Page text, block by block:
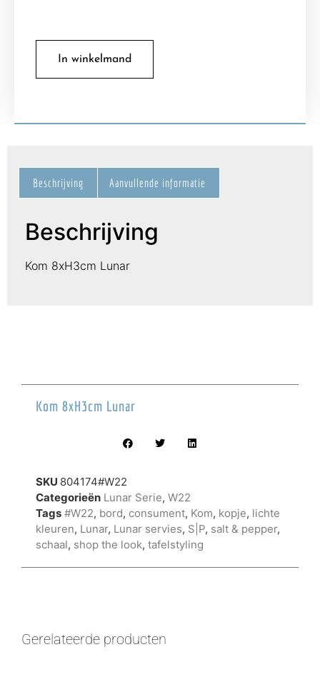
In winkelmand
Beschrijving Aanvullende informatie
Beschrijving
Kom 8xH3cm Lunar
Kom 8xH3cm Lunar
SKU 804174#W22
Categorieën Lunar Serie, W22
Tags #W22, bord, consument, Kom, kopje, lichte
kleuren, Lunar, Lunar servies, S|P, salt & pepper,
schaal, shop the look, tafelstyling
Gerelateerde producten